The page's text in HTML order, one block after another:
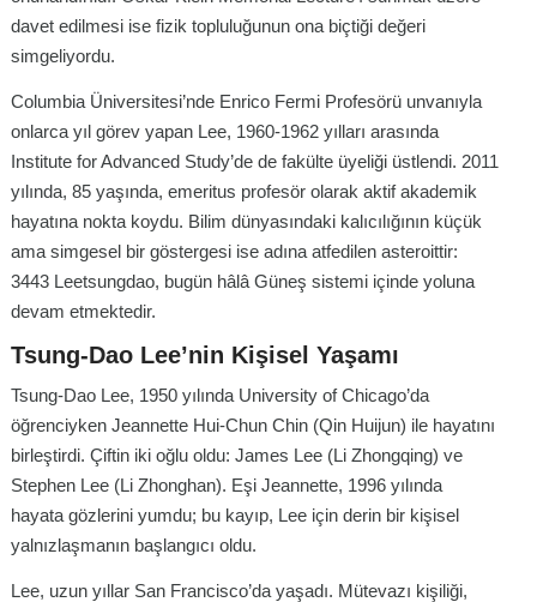
davet edilmesi ise fizik topluluğunun ona biçtiği değeri
simgeliyordu.
Columbia Üniversitesi’nde Enrico Fermi Profesörü unvanıyla
onlarca yıl görev yapan Lee, 1960-1962 yılları arasında
Institute for Advanced Study’de de fakülte üyeliği üstlendi. 2011
yılında, 85 yaşında, emeritus profesör olarak aktif akademik
hayatına nokta koydu. Bilim dünyasındaki kalıcılığının küçük
ama simgesel bir göstergesi ise adına atfedilen asteroittir:
3443 Leetsungdao, bugün hâlâ Güneş sistemi içinde yoluna
devam etmektedir.
Tsung-Dao Lee’nin Kişisel Yaşamı
Tsung-Dao Lee, 1950 yılında University of Chicago’da
öğrenciyken Jeannette Hui-Chun Chin (Qin Huijun) ile hayatını
birleştirdi. Çiftin iki oğlu oldu: James Lee (Li Zhongqing) ve
Stephen Lee (Li Zhonghan). Eşi Jeannette, 1996 yılında
hayata gözlerini yumdu; bu kayıp, Lee için derin bir kişisel
yalnızlaşmanın başlangıcı oldu.
Lee, uzun yıllar San Francisco’da yaşadı. Mütevazı kişiliği,